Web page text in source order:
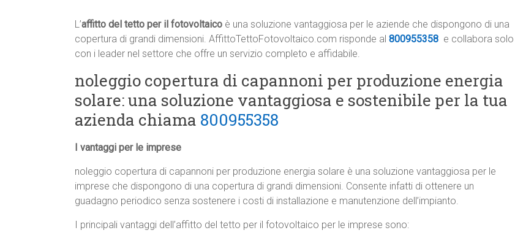
L’affitto del tetto per il fotovoltaico è una soluzione vantaggiosa per le aziende che dispongono di una
copertura di grandi dimensioni. AffittoTettoFotovoltaico.com risponde al 800955358 e collabora solo
con i leader nel settore che offre un servizio completo e affidabile.
noleggio copertura di capannoni per produzione energia
solare: una soluzione vantaggiosa e sostenibile per la tua
azienda chiama 800955358
I vantaggi per le imprese
noleggio copertura di capannoni per produzione energia solare è una soluzione vantaggiosa per le
imprese che dispongono di una copertura di grandi dimensioni. Consente infatti di ottenere un
guadagno periodico senza sostenere i costi di installazione e manutenzione dell’impianto.
I principali vantaggi dell’affitto del tetto per il fotovoltaico per le imprese sono: